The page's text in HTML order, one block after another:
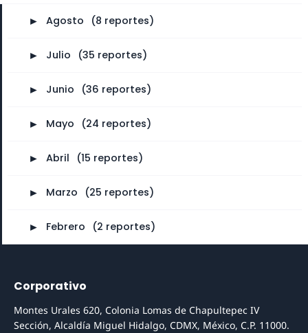
► Agosto (8 reportes)
► Julio (35 reportes)
► Junio (36 reportes)
► Mayo (24 reportes)
► Abril (15 reportes)
► Marzo (25 reportes)
► Febrero (2 reportes)
Corporativo
Montes Urales 620, Colonia Lomas de Chapultepec IV
Sección, Alcaldía Miguel Hidalgo, CDMX, México, C.P. 11000.